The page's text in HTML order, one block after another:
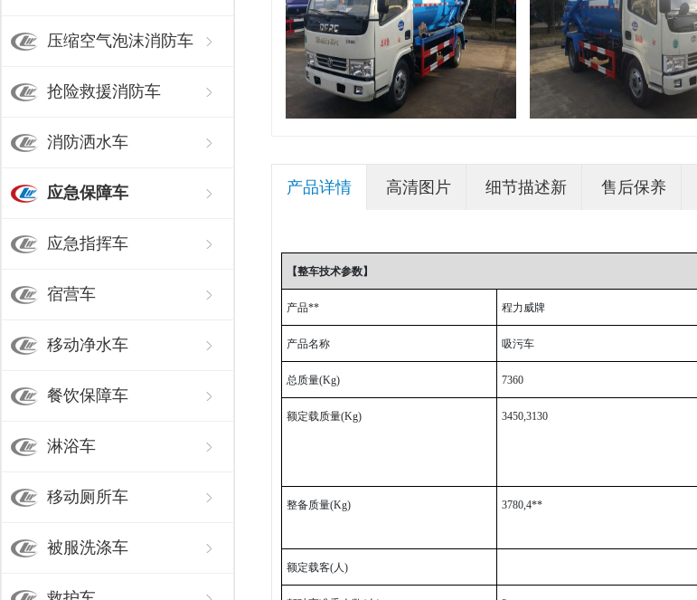
压缩空气泡沫消防车
抢险救援消防车
消防洒水车
应急保障车
应急指挥车
宿营车
移动净水车
餐饮保障车
淋浴车
移动厕所车
被服洗涤车
产品详情 高清图片 细节描述新 售后保养
【整车技术参数】
产品** 程力威牌
产品名称 吸污车
总质量(Kg) 7360
额定载质量(Kg) 3450,3130
整备质量(Kg) 3780,4**
额定载客(人)